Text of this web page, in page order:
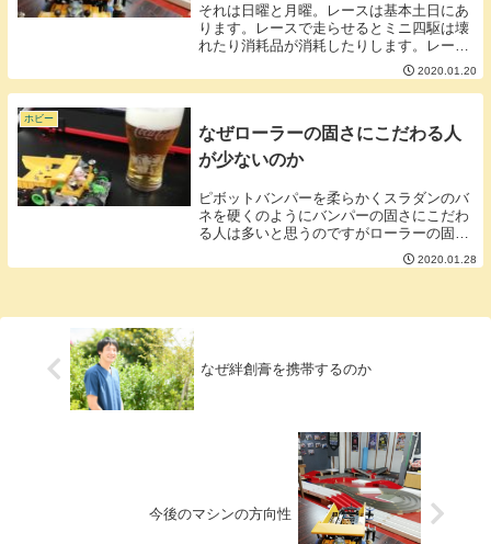
それは日曜と月曜。レースは基本土日にあ
ります。レースで走らせるとミニ四駆は壊
れたり消耗品が消耗したりします。レーサ
ーはレース後に修理、メンテをします。そ
のためにメルカリを利用して部品を買い足
すわけです。なので狙いとしてはレースの
2020.01.20
ホビー
なぜローラーの固さにこだわる人
が少ないのか
ピボットバンパーを柔らかくスラダンのバ
ネを硬くのようにバンパーの固さにこだわ
る人は多いと思うのですがローラーの固さ
についてこだわっている人ってなかなかい
ないと思います。■コーナーからの衝撃を
2020.01.28
なぜ絆創膏を携帯するのか
今後のマシンの方向性